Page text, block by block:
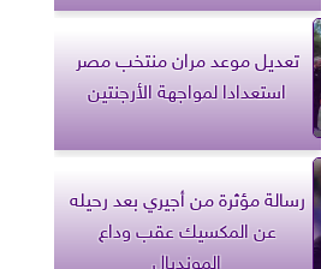
تعديل موعد مران منتخب مصر
استعدادا لمواجهة الأرجنتين
رسالة مؤثرة من أجيري بعد رحيله
عن المكسيك عقب وداع
المونديال